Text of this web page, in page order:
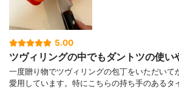
5.00
ツヴィリングの中でもダントツの使い
一度贈り物でツヴィリングの包丁をいただいて
愛用しています。特にこちらの持ち手のあるタ